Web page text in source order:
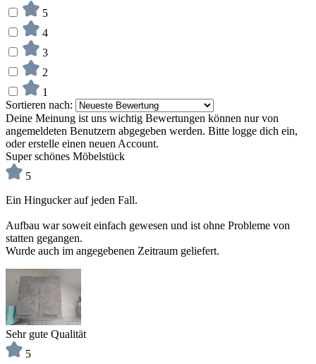
5
4
3
2
1
Sortieren nach:
Deine Meinung ist uns wichtig Bewertungen können nur von
angemeldeten Benutzern abgegeben werden. Bitte logge dich ein,
oder erstelle einen neuen Account.
Super schönes Möbelstück
5
Ein Hingucker auf jeden Fall.
Aufbau war soweit einfach gewesen und ist ohne Probleme von
statten gegangen.
Wurde auch im angegebenen Zeitraum geliefert.
Sehr gute Qualität
5